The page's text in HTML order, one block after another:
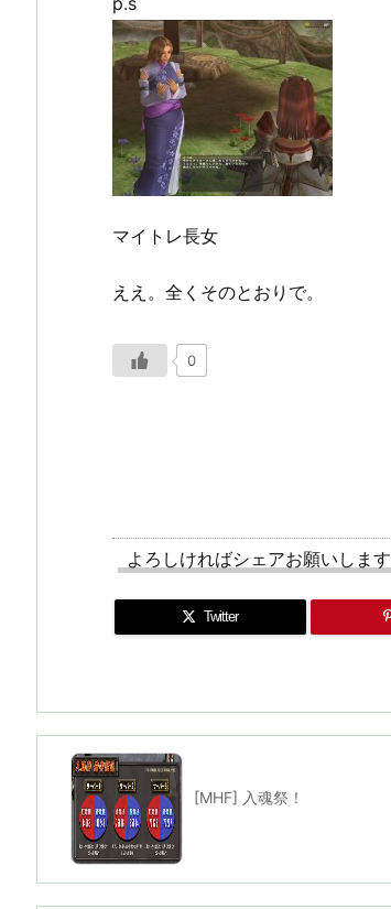
マイトレ長女
ええ。全くそのとおりで。
0
よろしければシェアお願いします
Twitter
[MHF] 入魂祭！